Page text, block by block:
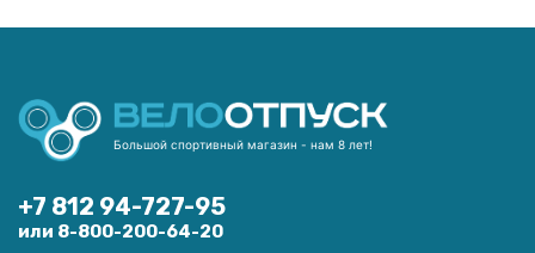
Большой спортивный магазин - нам 8 лет!
+7 812 94-727-95
или 8-800-200-64-20